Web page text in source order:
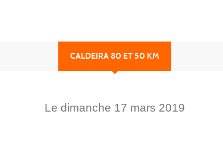
CALDEIRA 80 ET 50 KM
Le dimanche 17 mars 2019